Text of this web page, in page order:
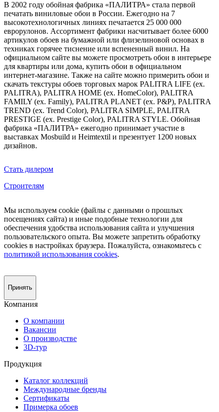
В 2002 году обойная фабрика «ПАЛИТРА» стала первой
печатать виниловые обои в России. Ежегодно на 7
высокотехнологичных линиях печатается 25 000 000
еврорулонов. Ассортимент фабрики насчитывает более 6000
артикулов обоев на бумажной или флизелиновой основах в
техниках горячее тиснение или вспененный винил. На
официальном сайте вы можете просмотреть обои в интерьере
для квартиры или дома, купить обои в официальном
интернет-магазине. Также на сайте можно примерить обои и
скачать текстуры обоев торговых марок PALITRA LIFE (ex.
PALITRA), PALITRA HOME (ex. HomeColor), PALITRA
FAMILY (ex. Family), PALITRA PLANET (ex. P&P), PALITRA
TREND (ex. Trend Color), PALITRA SIMPLE, PALITRA
PRESTIGE (ex. Prestige Color), PALITRA STYLE. Обойная
фабрика «ПАЛИТРА» ежегодно принимает участие в
выставках Mosbuild и Heimtextil и презентует 1200 новых
дизайнов.
Стать дилером
Строителям
Мы используем cookie (файлы с данными о прошлых
посещениях сайта) и иные подобные технологии для
обеспечения удобства использования сайта и улучшения
пользовательского опыта. Вы можете запретить обработку
сookies в настройках браузера. Пожалуйста, ознакомьтесь с
политикой использования cookies.
Принять
Компания
О компании
Вакансии
О производстве
3D-тур
Продукция
Каталог коллекций
Международные бренды
Сертификаты
Примерка обоев